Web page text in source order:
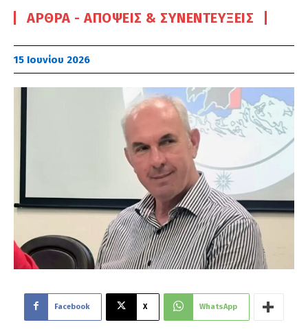
ΆΡΘΡΑ - ΑΠΌΨΕΙΣ & ΣΥΝΕΝΤΕΎΞΕΙΣ
15 Ιουνίου 2026
Facebook X WhatsApp